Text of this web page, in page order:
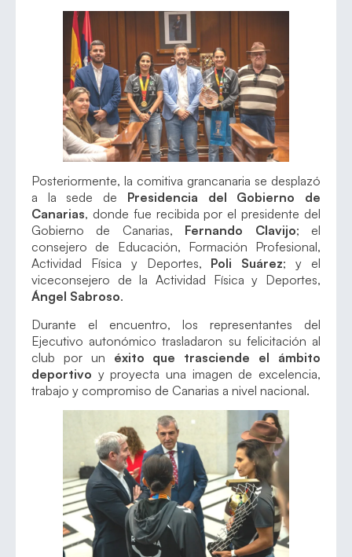
Posteriormente, la comitiva grancanaria se desplazó
a la sede de Presidencia del Gobierno de
Canarias, donde fue recibida por el presidente del
Gobierno de Canarias, Fernando Clavijo; el
consejero de Educación, Formación Profesional,
Actividad Física y Deportes, Poli Suárez; y el
viceconsejero de la Actividad Física y Deportes,
Ángel Sabroso.
Durante el encuentro, los representantes del
Ejecutivo autonómico trasladaron su felicitación al
club por un éxito que trasciende el ámbito
deportivo y proyecta una imagen de excelencia,
trabajo y compromiso de Canarias a nivel nacional.